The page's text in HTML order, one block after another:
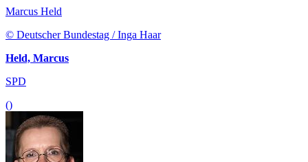
Marcus Held
© Deutscher Bundestag / Inga Haar
Held, Marcus
SPD
()